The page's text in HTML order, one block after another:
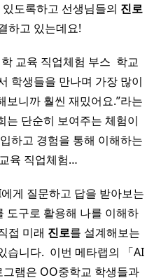
도록하고 선생님들의 진로
하고 있는데요!
교육 직업체험 부스 ​ 학교
학생들을 만나며 가장 많이
보니까 훨씬 재밌어요.”라는
는 단순히 보여주는 체험이
하고 경험을 통해 이해하는
육 직업체험…
게 질문하고 답을 받아보는
도구로 활용해 나를 이해하
접 미래 진로를 설계해보는
습니다. ​ 이번 메타랩의 「AI
램은 OO중학교 학생들과